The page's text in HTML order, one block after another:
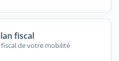
fiscal
de votre mobilité